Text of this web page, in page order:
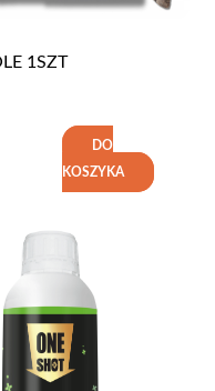
1SZT
DO
KOSZYKA